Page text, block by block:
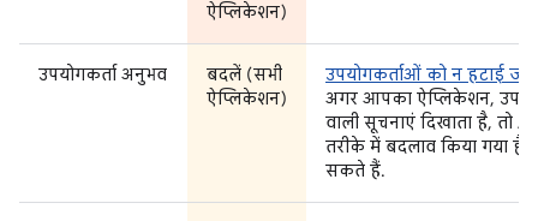
ऐप्लिकेशन)
उपयोगकर्ता अनुभव
बदलें (सभी
ऐप्लिकेशन)
उपयोगकर्ताओं को न हटाई
अगर आपका ऐप्लिकेशन,
वाली सूचनाएं दिखाता है, तो
तरीके में बदलाव किया गया
सकते हैं.